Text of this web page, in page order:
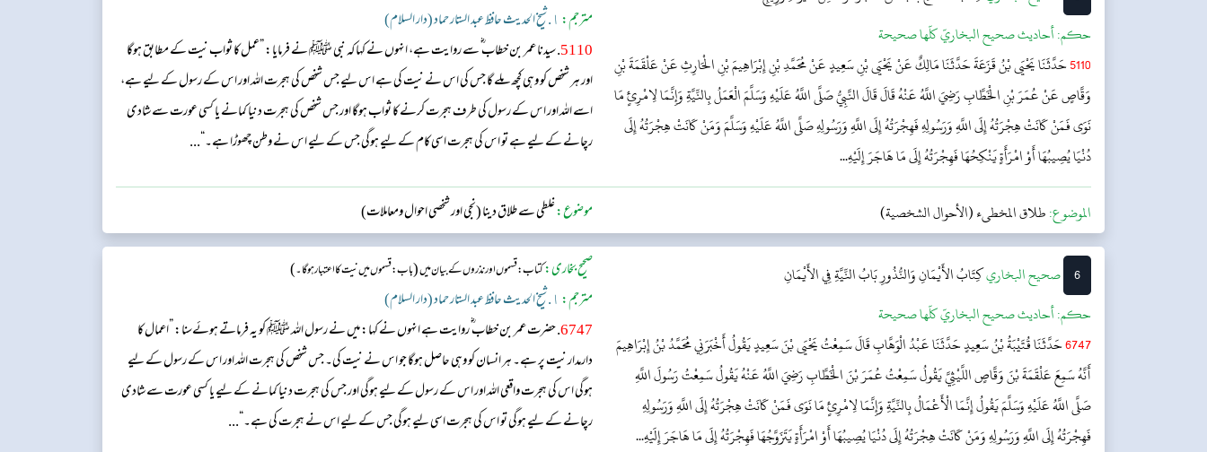
حکم:أحاديث صحيح البخاريّ كلّها صحيحة
5110حَدَّثَنَا يَحْيَى بْنُ قَزَعَةَ حَدَّثَنَا مَالِكٌ عَنْ يَحْيَى بْنِ سَعِيدٍ عَنْ مُحَمَّدِ بْنِ إِبْرَاهِيمَ بْنِ الْحَارِثِ عَنْ عَلْقَمَةَ بْنِ
وَقَّاصٍ عَنْ عُمَرَ بْنِ الْخَطَّابِ رَضِيَ اللَّهُ عَنْهُ قَالَ قَالَ النَّبِيُّ صَلَّى اللَّهُ عَلَيْهِ وَسَلَّمَ الْعَمَلُ بِالنِّيَّةِ وَإِنَّمَا لِامْرِئٍ مَا
نَوَى فَمَنْ كَانَتْ هِجْرَتُهُ إِلَى اللَّهِ وَرَسُولِهِ فَهِجْرَتُهُ إِلَى اللَّهِ وَرَسُولِهِ صَلَّى اللَّهُ عَلَيْهِ وَسَلَّمَ وَمَنْ كَانَتْ هِجْرَتُهُ إِلَى
دُنْيَا يُصِيبُهَا أَوْ امْرَأَةٍ يَنْكِحُهَا فَهِجْرَتُهُ إِلَى مَا هَاجَرَ إِلَيْهِ...
مترجم: ١. شیخ الحدیث حافظ عبد الستار حماد (دار السلام)
5110 . سیدنا عمر بن خطاب ؓ سے روایت ہے، انہوں نے کہا کہ نبی ﷺ نے فرمایا: ”عمل کا ثواب نیت کے مطابق ہوگا
اور ہر شخص کو وہی کچھ ملے گا جس کی اس نے نیت کی ہے اس لیے جس شخص کی ہجرت اللہ اور اس کے رسول کے لیے ہے،
اسے اللہ اور اس کے رسول کی طرف ہجرت کرنے کا ثواب ہوگا اور جس شخص کی ہجرت دنیا کمانے یا کسی عورت سے شادی
رچانے کے لیے ہے تو اس کی ہجرت اسی کام کے لیے ہوگی جس کے لیے اس نے وطن چھوڑا ہے۔“...
الموضوع:طلاق المخطىء (الأحوال الشخصية) موضوع:غلطی سے طلاق دینا (نجی اور شخصی احوال ومعاملات)
6 ‌‌صحيح البخاريكِتَابُ الأَيْمَانِ وَالنُّذُورِبَابُ النِّيَّةِ فِي الأَيْمَانِ
حکم:أحاديث صحيح البخاريّ كلّها صحيحة
6747حَدَّثَنَا قُتَيْبَةُ بْنُ سَعِيدٍ حَدَّثَنَا عَبْدُ الْوَهَّابِ قَالَ سَمِعْتُ يَحْيَى بْنَ سَعِيدٍ يَقُولُ أَخْبَرَنِي مُحَمَّدُ بْنُ إِبْرَاهِيمَ
أَنَّهُ سَمِعَ عَلْقَمَةَ بْنَ وَقَّاصٍ اللَّيْثِيَّ يَقُولُ سَمِعْتُ عُمَرَ بْنَ الْخَطَّابِ رَضِيَ اللَّهُ عَنْهُ يَقُولُ سَمِعْتُ رَسُولَ اللَّهِ
صَلَّى اللَّهُ عَلَيْهِ وَسَلَّمَ يَقُولُ إِنَّمَا الْأَعْمَالُ بِالنِّيَّةِ وَإِنَّمَا لِامْرِئٍ مَا نَوَى فَمَنْ كَانَتْ هِجْرَتُهُ إِلَى اللَّهِ وَرَسُولِهِ
فَهِجْرَتُهُ إِلَى اللَّهِ وَرَسُولِهِ وَمَنْ كَانَتْ هِجْرَتُهُ إِلَى دُنْيَا يُصِيبُهَا أَوْ امْرَأَةٍ يَتَزَوَّجُهَا فَهِجْرَتُهُ إِلَى مَا هَاجَرَ إِلَيْهِ...
صحیح بخاری:کتاب: قسموں اور نذروں کے بیان میں(باب: قسموں میں نیت کا اعتبار ہو گا۔)
مترجم: ١. شیخ الحدیث حافظ عبد الستار حماد (دار السلام)
6747. حضرت عمر بن خطاب ؓ روایت ہے انہوں نے کہا: میں نے رسول اللہ ﷺ کو یہ فرماتے ہوئےسنا: ”اعمال کا
دارمدار نیت پر ہے۔ ہر انسان کو وہی حاصل ہوگا جو اس نے نیت کی۔ جس شخص کی ہجرت اللہ اور اس کے رسول کے لیے
ہوگی اس کی ہجرت واقعی اللہ اور اس کے رسول کے لیے ہوگی اور جس کی ہجرت دنیا کمانے کے لیے یا کسی عورت سے شادی
رچانے کے لیے ہوگی تو اس کی ہجرت اسی لیے ہوگی جس کے لیے اس نے ہجرت کی ہے۔“...